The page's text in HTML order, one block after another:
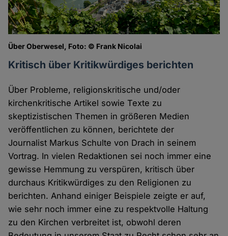
Über Oberwesel, Foto: © Frank Nicolai
Kritisch über Kritikwürdiges berichten
Über Probleme, religionskritische und/oder
kirchenkritische Artikel sowie Texte zu
skeptizistischen Themen in größeren Medien
veröffentlichen zu können, berichtete der
Journalist Markus Schulte von Drach in seinem
Vortrag. In vielen Redaktionen sei noch immer eine
gewisse Hemmung zu verspüren, kritisch über
durchaus Kritikwürdiges zu den Religionen zu
berichten. Anhand einiger Beispiele zeigte er auf,
wie sehr noch immer eine zu respektvolle Haltung
zu den Kirchen verbreitet ist, obwohl deren